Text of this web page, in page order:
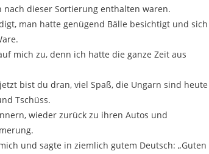
nach dieser Sortierung enthalten waren.
man hatte genügend Bälle besichtigt und sich
mich zu, denn ich hatte die ganze Zeit aus
bist du dran, viel Spaß, die Ungarn sind heute
Tschüss.
wieder zurück zu ihren Autos und
und sagte in ziemlich gutem Deutsch: „Guten